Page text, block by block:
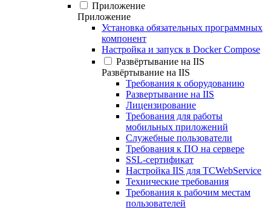
Приложение
Приложение
Установка обязательных программных
компонент
Настройка и запуск в Docker Compose
Развёртывание на IIS
Развёртывание на IIS
Требования к оборудованию
Развертывание на IIS
Лицензирование
Требования для работы
мобильных приложений
Служебные пользователи
Требования к ПО на сервере
SSL-сертификат
Настройка IIS для TCWebService
Технические требования
Требования к рабочим местам
пользователей